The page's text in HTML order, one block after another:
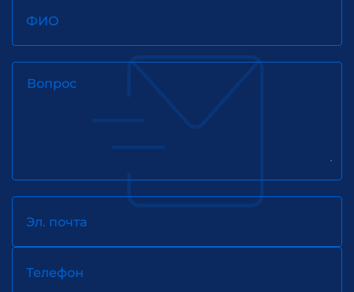
ФИО
Вопрос
Эл. почта
Телефон